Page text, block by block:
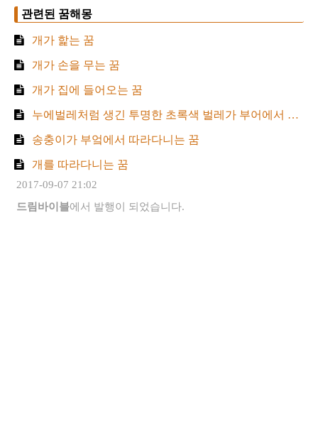
관련된 꿈해몽
개가 핥는 꿈
개가 손을 무는 꿈
개가 집에 들어오는 꿈
누에벌레처럼 생긴 투명한 초록색 벌레가 부어에서 자신을 따라다니는 꿈
송충이가 부엌에서 따라다니는 꿈
개를 따라다니는 꿈
2017-09-07 21:02
드림바이블에서 발행이 되었습니다.